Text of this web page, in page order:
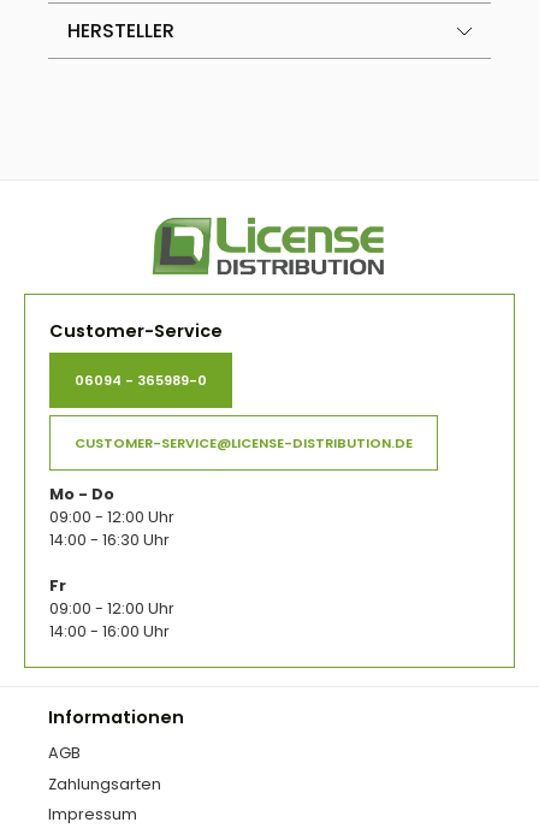
HERSTELLER
Customer-Service
06094 - 365989-0
CUSTOMER-SERVICE@LICENSE-DISTRIBUTION.DE
Mo - Do
09:00 - 12:00 Uhr
14:00 - 16:30 Uhr
Fr
09:00 - 12:00 Uhr
14:00 - 16:00 Uhr
Informationen
AGB
Zahlungsarten
Impressum